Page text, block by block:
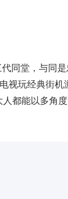
同堂，与同
视玩经典街机
都能以多角